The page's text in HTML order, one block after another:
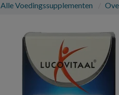
Alle Voedingssupplementen